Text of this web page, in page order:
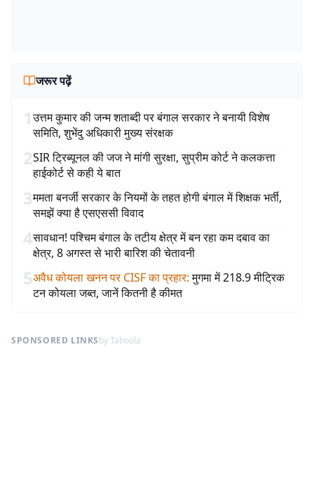
जरूर पढ़ें
1उत्तम कुमार की जन्म शताब्दी पर बंगाल सरकार ने बनायी विशेष
समिति, शुभेंदु अधिकारी मुख्य संरक्षक
2SIR ट्रिब्यूनल की जज ने मांगी सुरक्षा, सुप्रीम कोर्ट ने कलकत्ता
हाईकोर्ट से कही ये बात
3ममता बनर्जी सरकार के नियमों के तहत होगी बंगाल में शिक्षक भर्ती,
समझें क्या है एसएससी विवाद
4सावधान! पश्चिम बंगाल के तटीय क्षेत्र में बन रहा कम दबाव का
क्षेत्र, 8 अगस्त से भारी बारिश की चेतावनी
5अवैध कोयला खनन पर CISF का प्रहार: मुगमा में 218.9 मीट्रिक
टन कोयला जब्त, जानें कितनी है कीमत
SPONSORED LINKSby Taboola